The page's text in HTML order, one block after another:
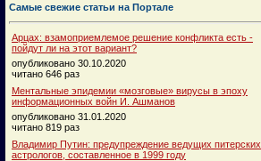
Самые свежие статьи на Портале
Арцах: взамоприемлемое решение конфликта есть -
пойдут ли на этот вариант?
опубликовано 30.10.2020
читано 646 раз
Ментальные эпидемии «мозговые» вирусы в эпоху
информационных войн И. Ашманов
опубликовано 31.01.2020
читано 819 раз
Владимир Путин: предупреждение ведущих питерских
астрологов, составленное в 1999 году